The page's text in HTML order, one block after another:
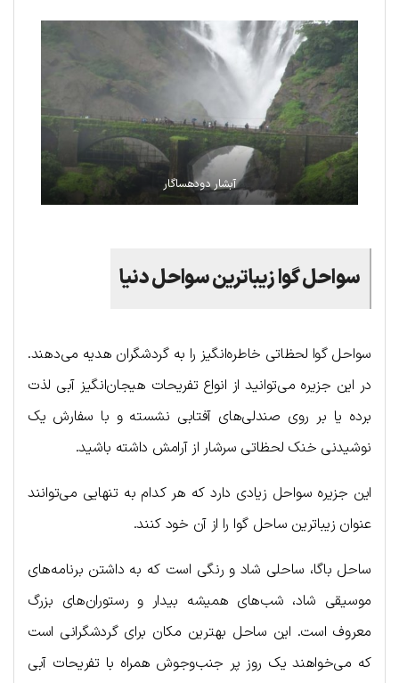
آبشار دودهساگار
سواحل گوا زیباترین سواحل دنیا
سواحل گوا لحظاتی خاطره‌انگیز را به گردشگران هدیه می‌دهند.
در این جزیره می‌توانید از انواع تفریحات هیجان‌انگیز آبی لذت
برده یا بر روی صندلی‌های آفتابی نشسته و با سفارش یک
نوشیدنی خنک لحظاتی سرشار از آرامش داشته باشید.
این جزیره سواحل زیادی دارد که هر کدام به تنهایی می‌توانند
عنوان زیباترین ساحل گوا را از آن خود کنند.
ساحل باگا، ساحلی شاد و رنگی است که به داشتن برنامه‌های
موسیقی شاد، شب‌های همیشه بیدار و رستوران‌های بزرگ
معروف است. این ساحل بهترین مکان برای گردشگرانی است
که می‌خواهند یک روز پر جنب‌وجوش همراه با تفریحات آبی